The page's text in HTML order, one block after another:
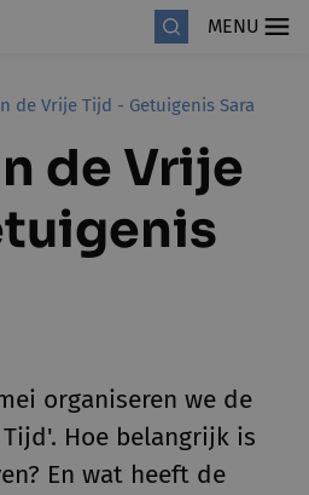
MENU
de Vrije Tijd - Getuigenis Sara
de Vrije
organiseren we de
Hoe belangrijk is
En wat heeft de